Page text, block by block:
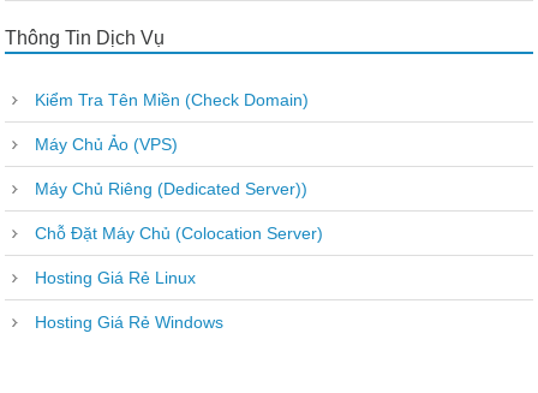
Thông Tin Dịch Vụ
Kiểm Tra Tên Miền (Check Domain)
Máy Chủ Ảo (VPS)
Máy Chủ Riêng (Dedicated Server))
Chỗ Đặt Máy Chủ (Colocation Server)
Hosting Giá Rẻ Linux
Hosting Giá Rẻ Windows